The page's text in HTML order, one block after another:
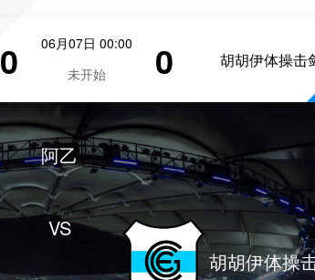
0
06月07日 00:00
未开始
0
阿乙
VS
胡胡伊体操